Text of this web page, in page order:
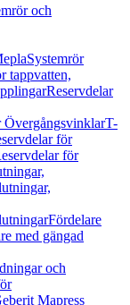
och
Systemrör
tappvatten,
Reservdelar
ÖvergångsvinklarT-
för
för
Fördelare
med gängad
och
Mapress